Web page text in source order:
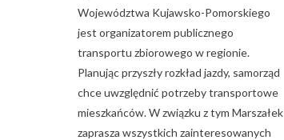
Województwa Kujawsko-Pomorskiego
jest organizatorem publicznego
transportu zbiorowego w regionie.
Planując przyszły rozkład jazdy, samorząd
chce uwzględnić potrzeby transportowe
mieszkańców. W związku z tym Marszałek
zaprasza wszystkich zainteresowanych